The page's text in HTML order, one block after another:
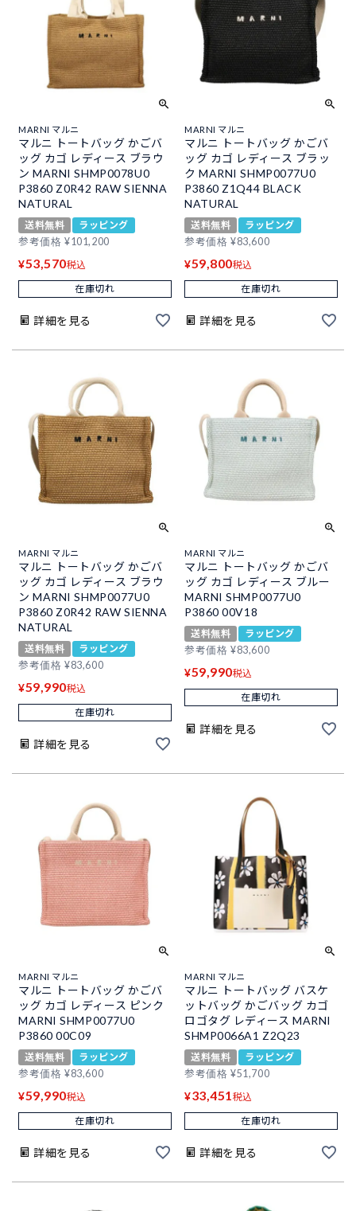
MARNI マルニ
マルニ トートバッグ かごバ
ッグ カゴ レディース ブラウ
ン MARNI SHMP0078U0
P3860 Z0R42 RAW SIENNA
NATURAL
送料無料
ラッピング
参考価格 ¥101,200
¥53,570税込
在庫切れ
詳細を見る
MARNI マルニ
マルニ トートバッグ かごバ
ッグ カゴ レディース ブラッ
ク MARNI SHMP0077U0
P3860 Z1Q44 BLACK
NATURAL
送料無料
ラッピング
参考価格 ¥83,600
¥59,800税込
在庫切れ
詳細を見る
MARNI マルニ
マルニ トートバッグ かごバ
ッグ カゴ レディース ブラウ
ン MARNI SHMP0077U0
P3860 Z0R42 RAW SIENNA
NATURAL
送料無料
ラッピング
参考価格 ¥83,600
¥59,990税込
在庫切れ
詳細を見る
MARNI マルニ
マルニ トートバッグ かごバ
ッグ カゴ レディース ブルー
MARNI SHMP0077U0
P3860 00V18
送料無料
ラッピング
参考価格 ¥83,600
¥59,990税込
在庫切れ
詳細を見る
MARNI マルニ
マルニ トートバッグ かごバ
ッグ カゴ レディース ピンク
MARNI SHMP0077U0
P3860 00C09
送料無料
ラッピング
参考価格 ¥83,600
¥59,990税込
在庫切れ
詳細を見る
MARNI マルニ
マルニ トートバッグ バスケ
ットバッグ かごバッグ カゴ
ロゴタグ レディース MARNI
SHMP0066A1 Z2Q23
送料無料
ラッピング
参考価格 ¥51,700
¥33,451 税込
在庫切れ
詳細を見る